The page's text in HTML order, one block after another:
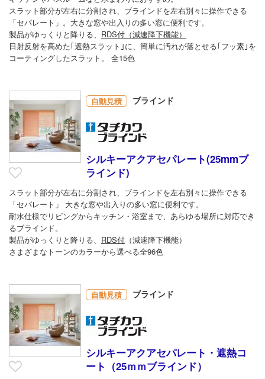
スラット部分が左右に分割され、ブラインドを左右別々に操作できる
「セパレート」。大きな窓や出入りの多い窓に便利です。
製品がゆっくりと降りる、 RDS付（減速降下機能）
日射反射を高めた｢遮熱スラット｣に、簡単に汚れが落とせる｢フッ素｣を
コーティングしたスラット。 全15色
自動見積 ブラインド
シルキーアクアセパレート(25mmブ
ラインド)
スラット部分が左右に分割され、ブラインドを左右別々に操作できる
「セパレート」 大きな窓や出入りの多い窓に便利です。
耐水仕様でリビングからキッチン・浴室まで、あらゆる場所に対応でき
るブラインド。
製品がゆっくりと降りる、 RDS付 （減速降下機能）
さまざまなトーンのカラーから選べる全96色
自動見積 ブラインド
シルキーアクアセパレート・遮熱コ
ート（25ｍｍブラインド）